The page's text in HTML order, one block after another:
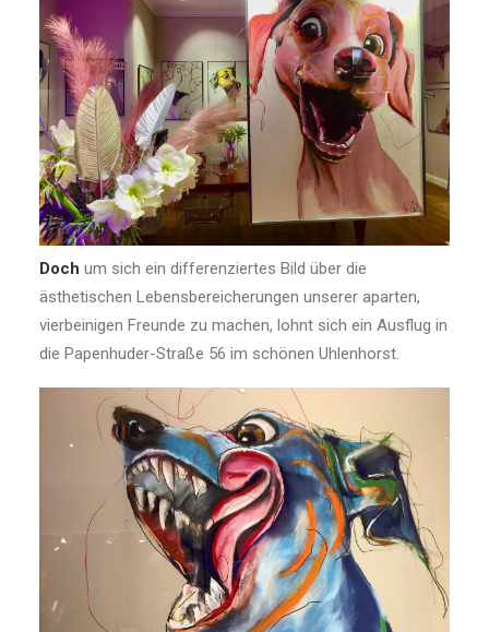
Doch um sich ein differenziertes Bild über die
ästhetischen Lebensbereicherungen unserer aparten,
vierbeinigen Freunde zu machen, lohnt sich ein Ausflug in
die Papenhuder-Straße 56 im schönen Uhlenhorst.